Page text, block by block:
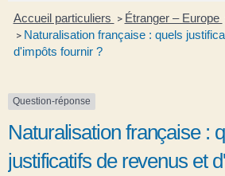
Accueil particuliers > Étranger – Europe
> Naturalisation française : quels
d'impôts fournir ?
Question-réponse
Naturalisation française :
justificatifs de revenus et